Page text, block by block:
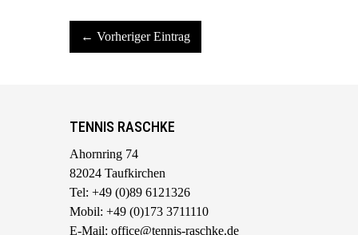
← Vorheriger Eintrag
TENNIS RASCHKE
Ahornring 74
82024 Taufkirchen
Tel: +49 (0)89 6121326
Mobil: +49 (0)173 3711110
E-Mail: office@tennis-raschke.de